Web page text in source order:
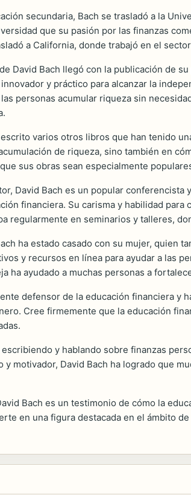
secundaria, Bach se trasladó a la
que su pasión por las finanzas
a California, donde trabajó en el
David Bach llegó con la publicación de
y práctico para alcanzar la
personas acumular riqueza sin
varios otros libros que han tenido
de riqueza, sino también en
sus obras sean especialmente
David Bach es un popular
financiera. Su carisma y habilidad
regularmente en seminarios y talleres,
ha estado casado con su mujer,
y recursos en línea para ayudar a las
ha ayudado a muchas personas a
defensor de la educación financiera y
Cree firmemente que la educación
escribiendo y hablando sobre finanzas
y motivador, David Bach ha logrado que
Bach es un testimonio de cómo la
en una figura destacada en el ámbito